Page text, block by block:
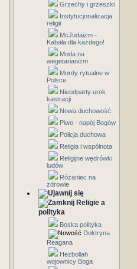
Grzechy i grzeszki
Instytucjonalizacja
religii
McJudaizm -
Kabała dla każdego!
Moda na
wegetarianizm
Mordy rytualne w
Polsce
Nieodparty urok
kastracji
Nowa duchowość
Piwo - napój Bogów
Policja duchowa
Religia i wspólnota
Religijne wędrówki
ludów
Różaniec na
zdrowie
Religie a
polityka
Boska polityka
Doktryna
Reagana
Hezbollah
wojownicy Boga